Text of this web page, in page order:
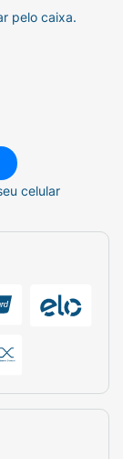
pelo caixa.
celular